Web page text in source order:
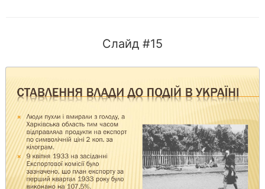
Слайд #15